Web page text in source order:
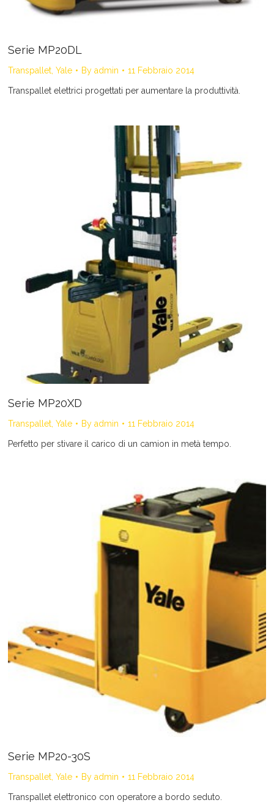
Serie MP20DL
Transpallet, Yale By admin 11 Febbraio 2014
Transpallet elettrici progettati per aumentare la produttività.
Serie MP20XD
Transpallet, Yale By admin 11 Febbraio 2014
Perfetto per stivare il carico di un camion in metà tempo.
Serie MP20-30S
Transpallet, Yale By admin 11 Febbraio 2014
Transpallet elettronico con operatore a bordo seduto.